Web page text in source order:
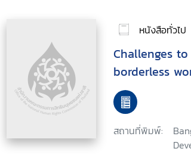
(articles 19,
หนังสือทั่วไป
Challenges
borderless
สถานที่พิมพ์: